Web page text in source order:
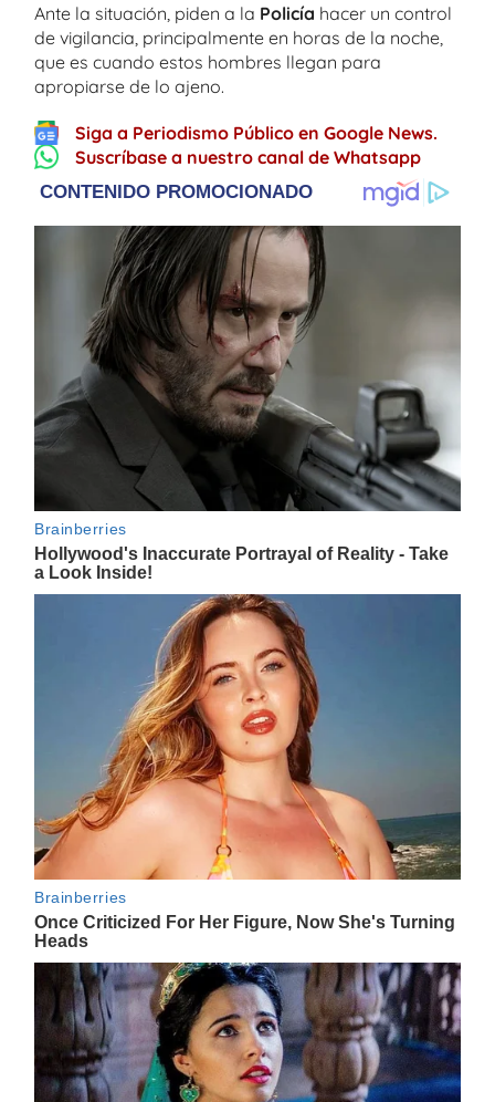
Ante la situación, piden a la Policía hacer un control
de vigilancia, principalmente en horas de la noche,
que es cuando estos hombres llegan para
apropiarse de lo ajeno.
Siga a Periodismo Público en Google News.
Suscríbase a nuestro canal de Whatsapp